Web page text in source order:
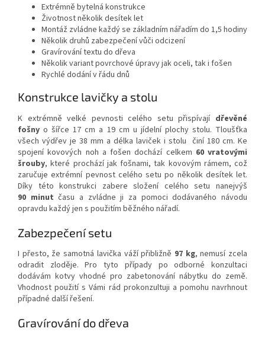
Extrémně bytelná konstrukce
Životnost několik desítek let
Montáž zvládne každý se základním nářadím do 1,5 hodiny
Několik druhů zabezpečení vůči odcizení
Gravírování textu do dřeva
Několik variant povrchové úpravy jak oceli, tak i fošen
Rychlé dodání v řádu dnů
Konstrukce lavičky a stolu
K extrémně velké pevnosti celého setu přispívají dřevěné
fošny o šířce 17 cm a 19 cm u jídelní plochy stolu. Tloušťka
všech výdřev je 38 mm a délka laviček i stolu činí 180 cm. Ke
spojení kovových noh a fošen dochází celkem 60 vratovými
šrouby, které prochází jak fošnami, tak kovovým rámem, což
zaručuje extrémní pevnost celého setu po několik desítek let.
Díky této konstrukci zabere složení celého setu nanejvýš
90 minut času a zvládne ji za pomoci dodávaného návodu
opravdu každý jen s použitím běžného nářadí.
Zabezpečení setu
I přesto, že samotná lavička váží přibližně 97 kg, nemusí zcela
odradit zloděje. Pro tyto případy po odborné konzultaci
dodávám kotvy vhodné pro zabetonování nábytku do země.
Vhodnost použití s Vámi rád prokonzultuji a pomohu navrhnout
případné další řešení.
Gravírování do dřeva